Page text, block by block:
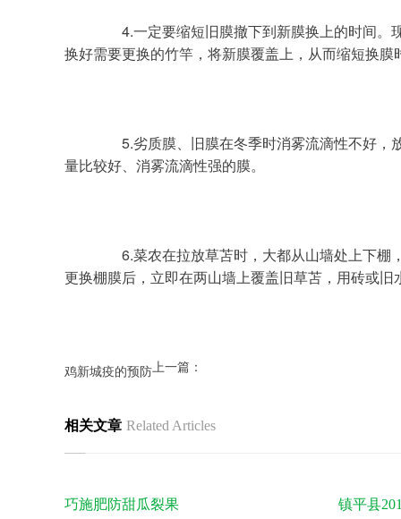
换好需要更换的竹竿，将新膜覆盖上，从而缩短换膜
量比较好、消雾流滴性强的膜。
更换棚膜后，立即在两山墙上覆盖旧草苫，用砖或
上一篇：
鸡新城疫的预防
相关文章 Related Articles
巧施肥防甜瓜裂果
镇平县